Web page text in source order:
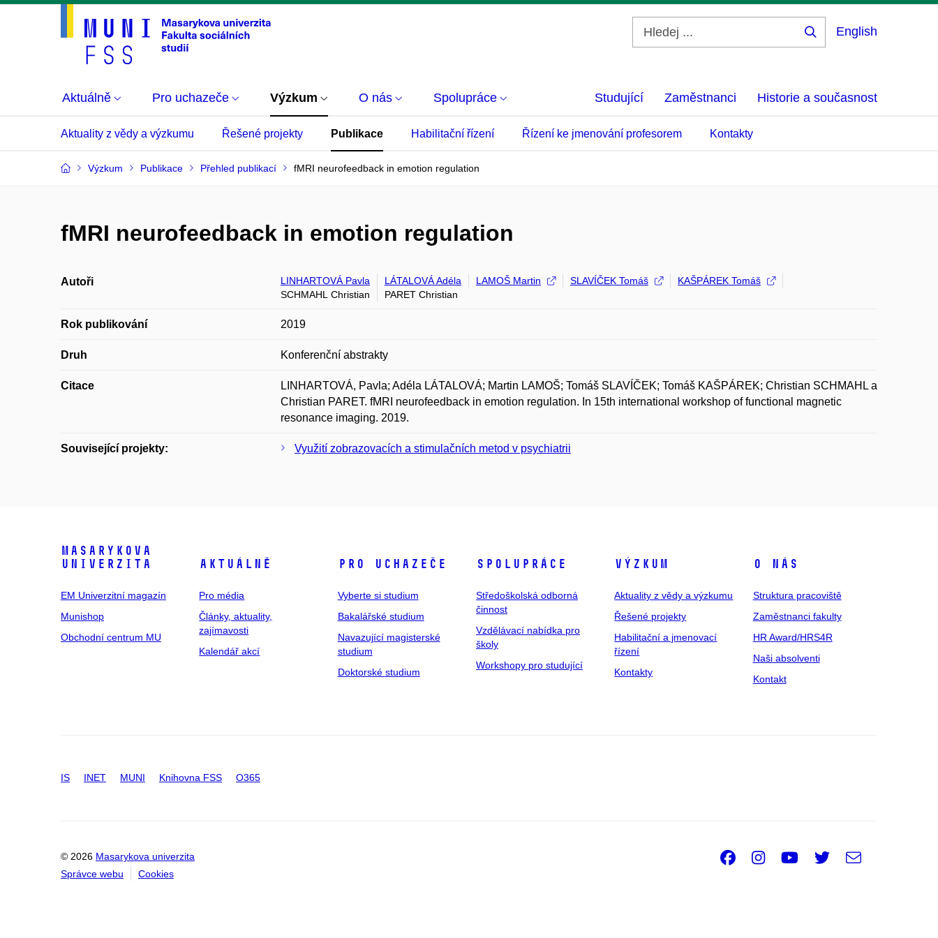
English
Aktuálně Pro uchazeče Výzkum O nás Spolupráce Studující Zaměstnanci Historie a současnost
Aktuality z vědy a výzkumu Řešené projekty Publikace Habilitační řízení Řízení ke jmenování profesorem Kontakty
Výzkum Publikace Přehled publikací fMRI neurofeedback in emotion regulation
fMRI neurofeedback in emotion regulation
Autoři LINHARTOVÁ Pavla LÁTALOVÁ Adéla LAMOŠ Martin SLAVÍČEK Tomáš
KAŠPÁREK Tomáš
SCHMAHL Christian
PARET Christian
Rok publikování 2019
Druh Konferenční abstrakty
Citace
LINHARTOVÁ, Pavla; Adéla LÁTALOVÁ; Martin LAMOŠ; Tomáš SLAVÍČEK; Tomáš KAŠPÁREK; Christian SCHMAHL a
Christian PARET. fMRI neurofeedback in emotion regulation. In 15th international workshop of functional magnetic
resonance imaging. 2019.
Související projekty: Využití zobrazovacích a stimulačních metod v psychiatrii
Masarykova
univerzita
EM Univerzitní magazín
Munishop
Obchodní centrum MU
Aktuálně
Pro média
Články, aktuality,
zajímavosti
Kalendář akcí
Pro uchazeče
Vyberte si studium
Bakalářské studium
Navazující magisterské
studium
Doktorské studium
Spolupráce
Středoškolská odborná
činnost
Vzdělávací nabídka pro
školy
Workshopy pro studující
Výzkum
Aktuality z vědy a výzkumu
Řešené projekty
Habilitační a jmenovací
řízení
Kontakty
O nás
Struktura pracoviště
Zaměstnanci fakulty
HR Award/HRS4R
Naši absolventi
Kontakt
IS INET MUNI Knihovna FSS O365
© 2026 Masarykova univerzita
Správce webu
Cookies
Facebook
Instagram
Youtube
Twitter
e-